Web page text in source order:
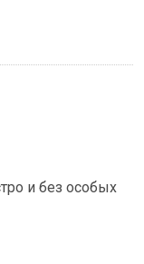
и без особых